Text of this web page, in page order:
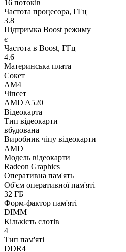
16 потоків
Частота процесора, ГГц
3.8
Підтримка Boost режиму
є
Частота в Boost, ГГц
4.6
Материнська плата
Сокет
AM4
Чіпсет
AMD A520
Відеокарта
Тип відеокарти
вбудована
Виробник чіпу відеокарти
AMD
Модель відеокарти
Radeon Graphics
Оперативна пам'ять
Об'єм оперативної пам'яті
32 ГБ
Форм-фактор пам'яті
DIMM
Кількість слотів
4
Тип пам'яті
DDR4